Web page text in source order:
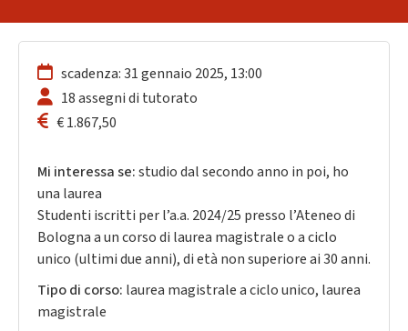
scadenza: 31 gennaio 2025, 13:00
18 assegni di tutorato
€ 1.867,50
Mi interessa se:studio dal secondo anno in poi, ho
una laurea
Studenti iscritti per l’a.a. 2024/25 presso l’Ateneo di
Bologna a un corso di laurea magistrale o a ciclo
unico (ultimi due anni), di età non superiore ai 30 anni.
Tipo di corso: laurea magistrale a ciclo unico, laurea
magistrale